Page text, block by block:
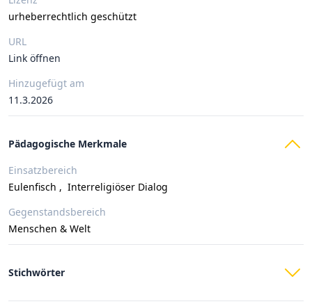
urheberrechtlich geschützt
URL
Link öffnen
Hinzugefügt am
11.3.2026
Pädagogische Merkmale
Einsatzbereich
Eulenfisch , Interreligiöser Dialog
Gegenstandsbereich
Menschen & Welt
Stichwörter